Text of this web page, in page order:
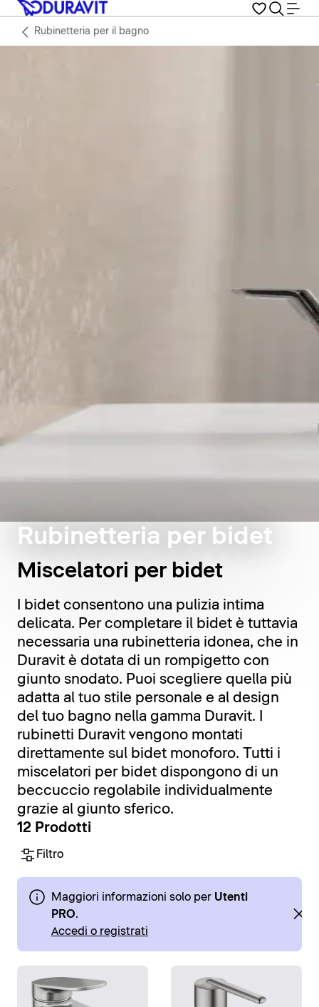
Rubinetteria per il bagno
Rubinetteria per bidet
Miscelatori per bidet
I bidet consentono una pulizia intima
delicata. Per completare il bidet è tuttavia
necessaria una rubinetteria idonea, che in
Duravit è dotata di un rompigetto con
giunto snodato. Puoi scegliere quella più
adatta al tuo stile personale e al design
del tuo bagno nella gamma Duravit. I
rubinetti Duravit vengono montati
direttamente sul bidet monoforo. Tutti i
miscelatori per bidet dispongono di un
beccuccio regolabile individualmente
grazie al giunto sferico.
12 Prodotti
Filtro
Maggiori informazioni solo per Utenti
PRO.
Accedi o registrati